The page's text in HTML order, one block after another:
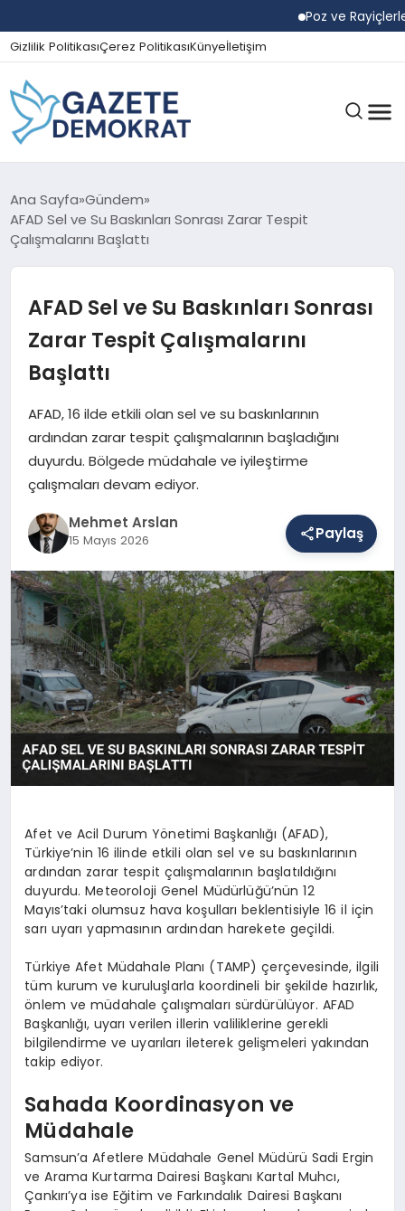
Poz ve Rayiçlerle
Gizlilik PolitikasıÇerez PolitikasıKünyeİletişim
GÜNDEM
EKONOMI
SPOR
SAĞLIK
EĞITIM
DÜNYA
YAŞAM
Ana Sayfa Gündem
AFAD Sel ve Su Baskınları Sonrası Zarar Tespit
Çalışmalarını Başlattı
AFAD Sel ve Su Baskınları Sonrası
Zarar Tespit Çalışmalarını
Başlattı
AFAD, 16 ilde etkili olan sel ve su baskınlarının
ardından zarar tespit çalışmalarının başladığını
duyurdu. Bölgede müdahale ve iyileştirme
çalışmaları devam ediyor.
Mehmet Arslan
15 Mayıs 2026 Paylaş
Afet ve Acil Durum Yönetimi Başkanlığı (AFAD),
Türkiye’nin 16 ilinde etkili olan sel ve su baskınlarının
ardından zarar tespit çalışmalarının başlatıldığını
duyurdu. Meteoroloji Genel Müdürlüğü’nün 12
Mayıs’taki olumsuz hava koşulları beklentisiyle 16 il için
sarı uyarı yapmasının ardından harekete geçildi.
Türkiye Afet Müdahale Planı (TAMP) çerçevesinde, ilgili
tüm kurum ve kuruluşlarla koordineli bir şekilde hazırlık,
önlem ve müdahale çalışmaları sürdürülüyor. AFAD
Başkanlığı, uyarı verilen illerin valiliklerine gerekli
bilgilendirme ve uyarıları ileterek gelişmeleri yakından
takip ediyor.
Sahada Koordinasyon ve
Müdahale
Samsun’a Afetlere Müdahale Genel Müdürü Sadi Ergin
ve Arama Kurtarma Dairesi Başkanı Kartal Muhcı,
Çankırı’ya ise Eğitim ve Farkındalık Dairesi Başkanı